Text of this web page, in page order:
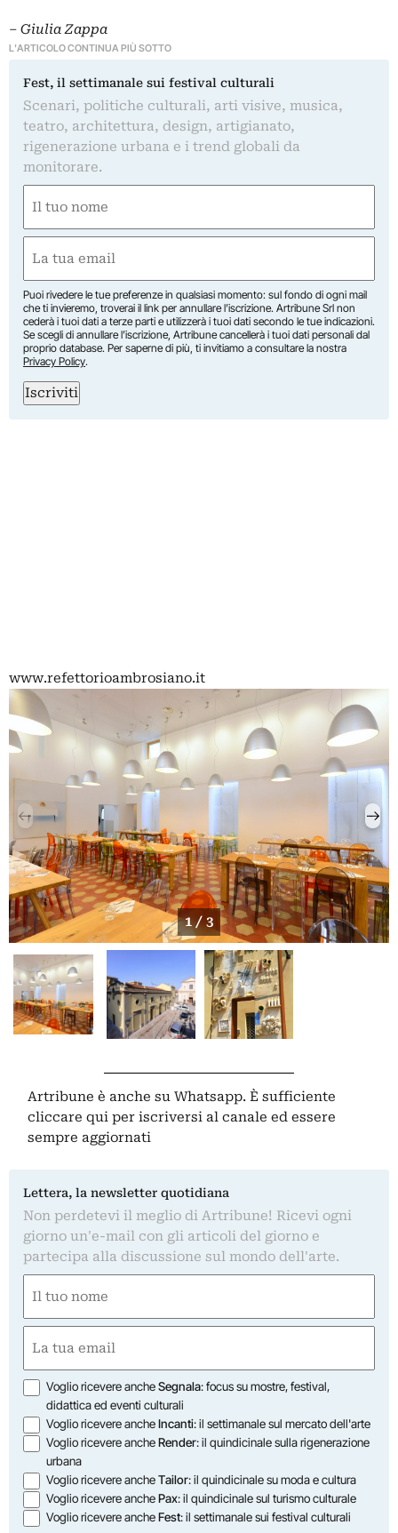
– Giulia Zappa
L'ARTICOLO CONTINUA PIÙ SOTTO
Fest, il settimanale sui festival culturali
Scenari, politiche culturali, arti visive, musica,
teatro, architettura, design, artigianato,
rigenerazione urbana e i trend globali da
monitorare.
(Required)
First
(Required)
Puoi rivedere le tue preferenze in qualsiasi momento: sul fondo di ogni mail
che ti invieremo, troverai il link per annullare l’iscrizione. Artribune Srl non
cederà i tuoi dati a terze parti e utilizzerà i tuoi dati secondo le tue indicazioni.
Se scegli di annullare l’iscrizione, Artribune cancellerà i tuoi dati personali dal
proprio database. Per saperne di più, ti invitiamo a consultare la nostra
Privacy Policy.
Iscriviti
www.refettorioambrosiano.it
1 / 3
Artribune è anche su Whatsapp. È sufficiente
cliccare qui per iscriversi al canale ed essere
sempre aggiornati
Lettera, la newsletter quotidiana
Non perdetevi il meglio di Artribune! Ricevi ogni
giorno un'e-mail con gli articoli del giorno e
partecipa alla discussione sul mondo dell'arte.
(Required)
First
(Required)
Opzioni
Voglio ricevere ancheSegnala: focus su mostre, festival,
didattica ed eventi culturali
Voglio ricevere ancheIncanti: il settimanale sul mercato dell'arte
Voglio ricevere ancheRender: il quindicinale sulla rigenerazione
urbana
Voglio ricevere ancheTailor: il quindicinale su moda e cultura
Voglio ricevere anchePax: il quindicinale sul turismo culturale
Voglio ricevere ancheFest: il settimanale sui festival culturali